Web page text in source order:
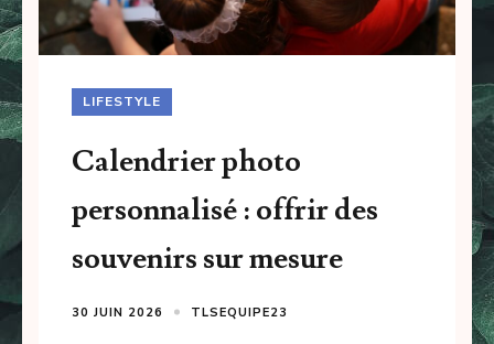
LIFESTYLE
Calendrier photo
personnalisé : offrir des
souvenirs sur mesure
30 JUIN 2026 TLSEQUIPE23